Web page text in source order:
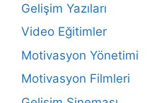
Gelişim Yazıları
Video Eğitimler
Motivasyon Yönetimi
Motivasyon Filmleri